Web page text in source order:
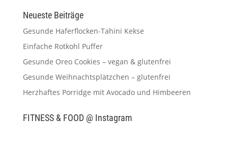
Neueste Beiträge
Gesunde Haferflocken-Tahini Kekse
Einfache Rotkohl Puffer
Gesunde Oreo Cookies – vegan & glutenfrei
Gesunde Weihnachtsplätzchen – glutenfrei
Herzhaftes Porridge mit Avocado und Himbeeren
FITNESS & FOOD @ Instagram